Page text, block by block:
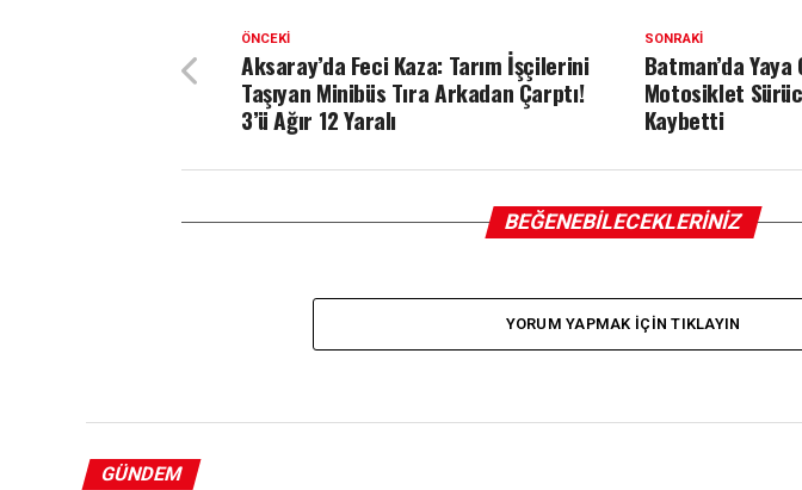
SONRAKI
Batman’da
Motosiklet
Kaybetti
ÖNCEKI
Aksaray’da Feci Kaza: Tarım İşçilerini
Taşıyan Minibüs Tıra Arkadan Çarptı!
3’ü Ağır 12 Yaralı
BEĞENEBILECEKLERINIZ
YORUM YAPMAK IÇIN TIKLAYIN
GÜNDEM